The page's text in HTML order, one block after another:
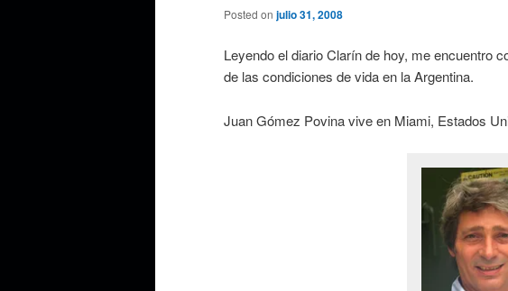
Posted on julio 31, 2008
Leyendo el diario Clarín de hoy, me encuentro
de las condiciones de vida en la Argentina.
Juan Gómez Povina vive en Miami, Estados